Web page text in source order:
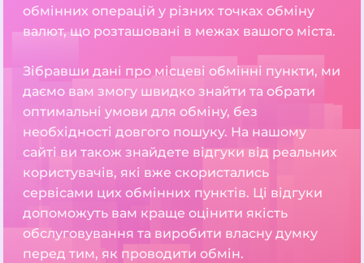
обмінних операцій у різних точках обміну
валют, що розташовані в межах вашого міста.
Зібравши дані про місцеві обмінні пункти, ми
даємо вам змогу швидко знайти та обрати
оптимальні умови для обміну, без
необхідності довгого пошуку. На нашому
сайті ви також знайдете відгуки від реальних
користувачів, які вже скористались
сервісами цих обмінних пунктів. Ці відгуки
допоможуть вам краще оцінити якість
обслуговування та виробити власну думку
перед тим, як проводити обмін.